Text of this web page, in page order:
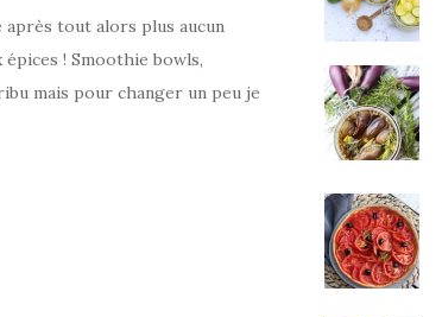
tout alors plus aucun
! Smoothie bowls,
mais pour changer un peu je